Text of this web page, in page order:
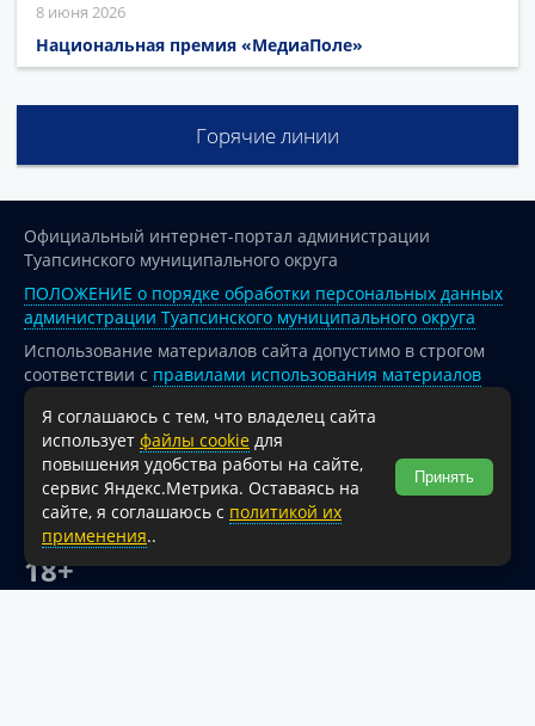
8 июня 2026
Национальная премия «МедиаПоле»
Горячие линии
Официальный интернет-портал администрации
Туапсинского муниципального округа
ПОЛОЖЕНИЕ о порядке обработки персональных данных
администрации Туапсинского муниципального округа
Использование материалов сайта допустимо в строгом
соответствии с правилами использования материалов
опубликованных на сайте
При перепечатке и использовании информации ссылка
на источник обязательна.
Для сайтов и страниц сети Интернет обязательна
активная гиперссылка на официальный интернет-портал
администрации Туапсинского муниципального округа.
18+
Я соглашаюсь с тем, что владелец сайта
использует файлы cookie для
повышения удобства работы на сайте,
сервис Яндекс.Метрика. Оставаясь на
сайте, я соглашаюсь с политикой их
применения..
Принять